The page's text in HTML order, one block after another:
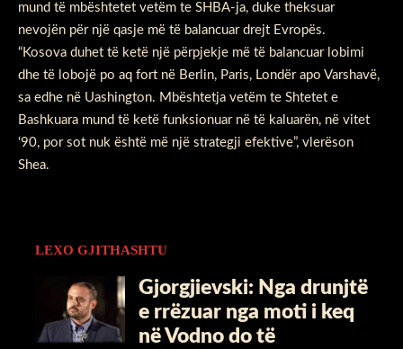
mund të mbështetet vetëm te SHBA-ja, duke theksuar
nevojën për një qasje më të balancuar drejt Evropës.
“Kosova duhet të ketë një përpjekje më të balancuar lobimi
dhe të lobojë po aq fort në Berlin, Paris, Londër apo Varshavë,
sa edhe në Uashington. Mbështetja vetëm te Shtetet e
Bashkuara mund të ketë funksionuar në të kaluarën, në vitet
‘90, por sot nuk është më një strategji efektive”, vlerëson
Shea.
LEXO GJITHASHTU
Gjorgjievski: Nga drunjtë
e rrëzuar nga moti i keq
në Vodno do të